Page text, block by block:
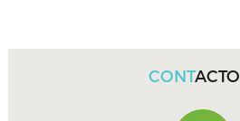
CONTACTO